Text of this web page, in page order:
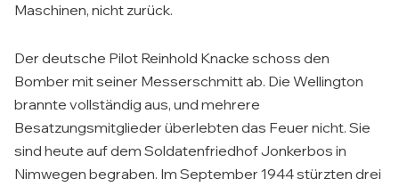
Maschinen, nicht zurück.
Der deutsche Pilot Reinhold Knacke schoss den
Bomber mit seiner Messerschmitt ab. Die Wellington
brannte vollständig aus, und mehrere
Besatzungsmitglieder überlebten das Feuer nicht. Sie
sind heute auf dem Soldatenfriedhof Jonkerbos in
Nimwegen begraben. Im September 1944 stürzten drei